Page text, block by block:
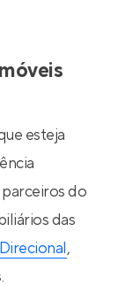
esteja
do
das
Direcional,